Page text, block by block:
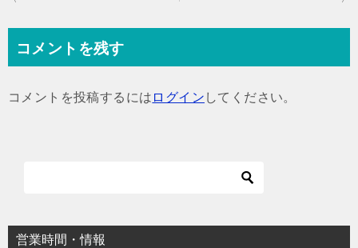
ビ
コメントを残す
コメントを投稿するには ログイン してください。
営業時間・情報